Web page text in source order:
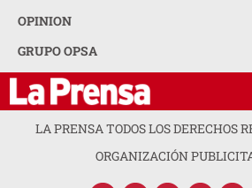
OPINION
GRUPO OPSA
LA PRENSA TODOS LOS DERECHOS
ORGANIZACIÓN